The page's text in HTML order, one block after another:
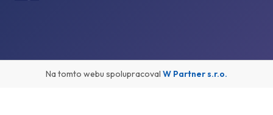
Na tomto webu spolupracoval W Partner s.r.o.